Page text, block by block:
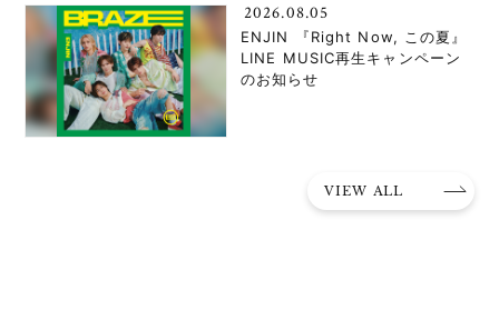
2026.08.05
ENJIN 『Right Now, この夏』
LINE MUSIC再生キャンペーン
のお知らせ
VIEW ALL